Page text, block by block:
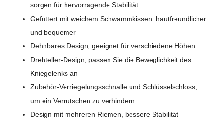
sorgen für hervorragende Stabilität
Gefüttert mit weichem Schwammkissen, hautfreundlicher
und bequemer
Dehnbares Design, geeignet für verschiedene Höhen
Drehteller-Design, passen Sie die Beweglichkeit des
Kniegelenks an
Zubehör-Verriegelungsschnalle und Schlüsselschloss,
um ein Verrutschen zu verhindern
Design mit mehreren Riemen, bessere Stabilität